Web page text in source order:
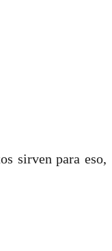
sirven para eso,